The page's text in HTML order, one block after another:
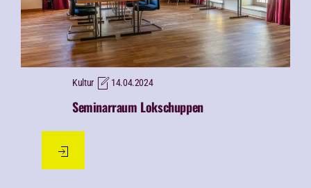
Kultur 14.04.2024
Seminarraum Lokschuppen